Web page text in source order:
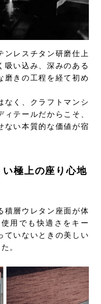
ンレスチタン研磨仕上
吸い込み、深みのある
磨きの工程を経て初め
なく、クラフトマンシ
テールだからこそ、
ない本質的な価値が宿
極上の座り心地
積層ウレタン座面が体
用でも快適さをキー
ていないときの美しい
。